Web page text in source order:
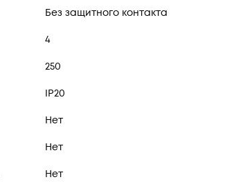
Без защитного контакта
4
250
IP20
Нет
Нет
Нет